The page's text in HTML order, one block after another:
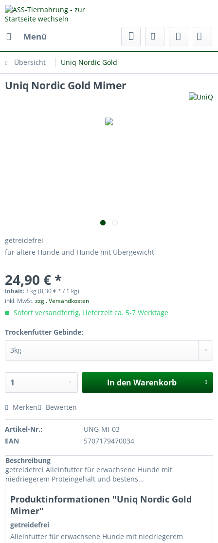
Menü
Übersicht Uniq Nordic Gold
Uniq Nordic Gold Mimer
getreidefrei
für ältere Hunde und Hunde mit Übergewicht
24,90 € *
Inhalt:3 kg (8,30 € * / 1 kg)
inkl. MwSt.zzgl. Versandkosten
Sofort versandfertig, Lieferzeit ca. 5-7 Werktage
Trockenfutter Gebinde:
In den Warenkorb
Merken Bewerten
Artikel-Nr.:
UNG-MI-03
EAN
5707179470034
Beschreibung
getreidefrei Alleinfutter für erwachsene Hunde mit
niedriegerem Proteingehalt und bestens...
Produktinformationen "Uniq Nordic Gold
Mimer"
getreidefrei
Alleinfutter für erwachsene Hunde mit niedriegerem